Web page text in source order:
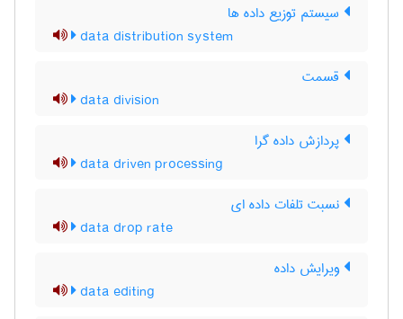
سیستم توزیع داده ها
data distribution system
قسمت
data division
پردازش داده گرا
data driven processing
نسبت تلفات داده ای
data drop rate
ویرایش داده
data editing